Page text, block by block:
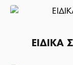
ΕΙΔΙΚΑ